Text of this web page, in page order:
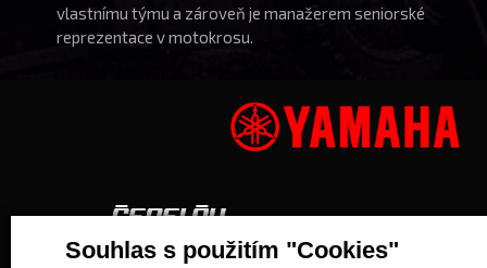
Souhlas s použitím "Cookies"
vlastnímu týmu a zároveň je manažerem seniorské
reprezentace v motokrosu.